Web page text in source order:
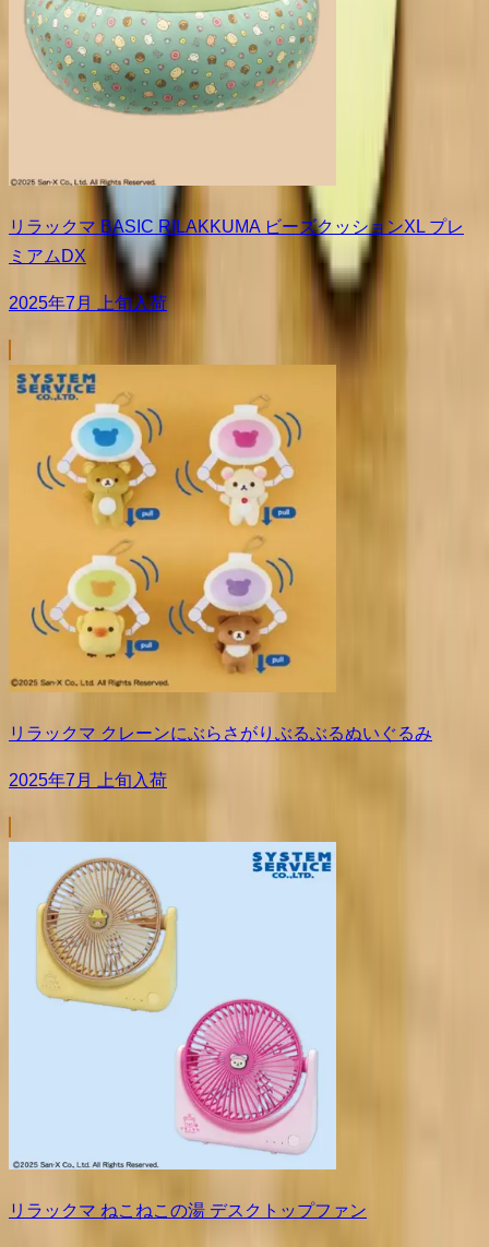
リラックマ BASIC RILAKKUMA ビーズクッションXL プレ
ミアムDX
2025年7月 上旬入荷
リラックマ クレーンにぶらさがりぶるぶるぬいぐるみ
2025年7月 上旬入荷
リラックマ ねこねこの湯 デスクトップファン